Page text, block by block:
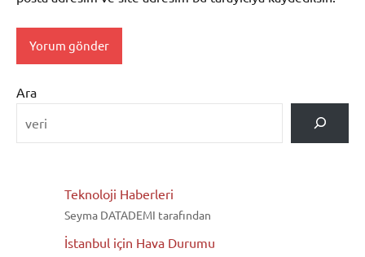
Ara
Teknoloji Haberleri
Seyma DATADEMI tarafından
İstanbul için Hava Durumu